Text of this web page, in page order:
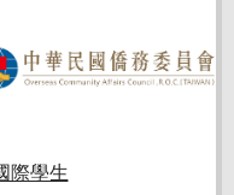
際學生